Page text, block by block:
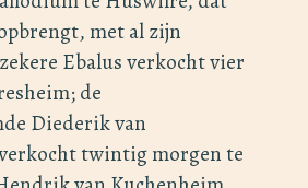
met al zijn
Ebalus verkocht vier
de
Diederik van
twintig morgen te